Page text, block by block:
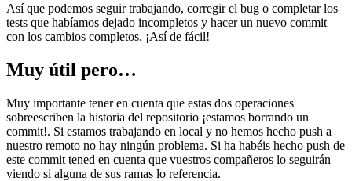
Así que podemos seguir trabajando, corregir el bug o completar los
tests que habíamos dejado incompletos y hacer un nuevo commit
con los cambios completos. ¡Así de fácil!
Muy útil pero…
Muy importante tener en cuenta que estas dos operaciones
sobreescriben la historia del repositorio ¡estamos borrando un
commit!. Si estamos trabajando en local y no hemos hecho push a
nuestro remoto no hay ningún problema. Si ha habéis hecho push de
este commit tened en cuenta que vuestros compañeros lo seguirán
viendo si alguna de sus ramas lo referencia.